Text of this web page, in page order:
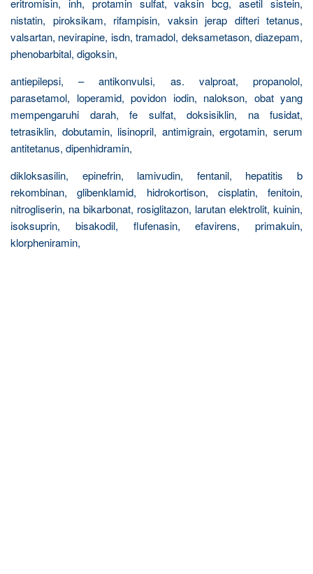
eritromisin, inh, protamin sulfat, vaksin bcg, asetil sistein,
nistatin, piroksikam, rifampisin, vaksin jerap difteri tetanus,
valsartan, nevirapine, isdn, tramadol, deksametason, diazepam,
phenobarbital, digoksin,
antiepilepsi, – antikonvulsi, as. valproat, propanolol,
parasetamol, loperamid, povidon iodin, nalokson, obat yang
mempengaruhi darah, fe sulfat, doksisiklin, na fusidat,
tetrasiklin, dobutamin, lisinopril, antimigrain, ergotamin, serum
antitetanus, dipenhidramin,
dikloksasilin, epinefrin, lamivudin, fentanil, hepatitis b
rekombinan, glibenklamid, hidrokortison, cisplatin, fenitoin,
nitrogliserin, na bikarbonat, rosiglitazon, larutan elektrolit, kuinin,
isoksuprin, bisakodil, flufenasin, efavirens, primakuin,
klorpheniramin,